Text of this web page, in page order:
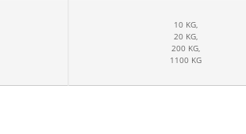
10 KG,
20 KG,
200 KG,
1100 KG